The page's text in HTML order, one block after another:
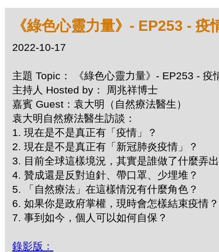
《綠色心靈力量》- EP253 - 疫
2022-10-17
主題 Topic： 《綠色心靈力量》- EP253 - 疫
主持人 Hosted by： 周兆祥博士
嘉賓 Guest：袁大明（自然療法醫生）
袁大明自然療法醫生訪談：
1. 現在是不是真正有「疫情」？
2. 現在是不是真正有「新冠肺炎疫情」？
3. 目前全球這樣境況，其實是誰做了什麼弄
4. 贊成還是反對迫針、帶口罩、少埋堆？
5. 「自然療法」在這樣情況有什麼角色？
6. 如果你是政府掌權，現時會怎樣結束疫情？
7. 事到如今，個人可以如何自保？
錄影版：